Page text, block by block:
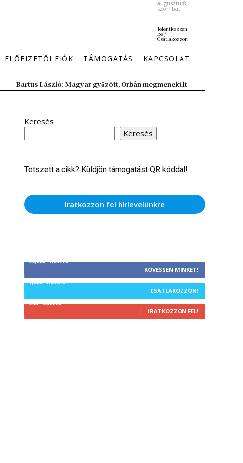
augusztus8,
szombat
Jelentkezzen
be /
Csatlakozzon
ELŐFIZETŐI FIÓK TÁMOGATÁS KAPCSOLAT
Bartus László: Magyar győzött, Orbán megmenekült
Keresés
Keresés
Tetszett a cikk? Küldjön támogatást QR kóddal!
Iratkozzon fel hírlevelünkre
25,000 Követő
KÖVESSEN MINKET!
1,000 Követő
CSATLAKOZZON!
340 Követő
IRATKOZZON FEL!